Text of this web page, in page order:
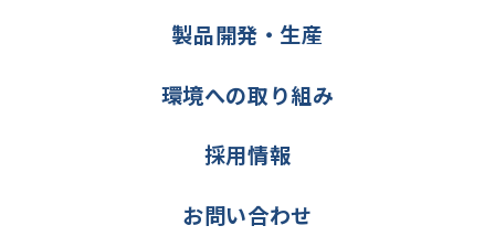
製品開発・生産
環境への取り組み
採用情報
お問い合わせ